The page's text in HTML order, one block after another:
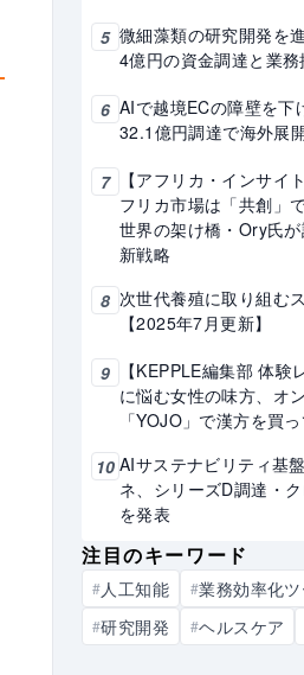
5 微細藻類の研究開発を
4億円の資金調達と業
6 AIで越境ECの障壁を下
32.1億円調達で海外展
7
【アフリカ・インサイ
フリカ市場は「共創」
世界の架け橋・Ory氏
新戦略
8 次世代養殖に取り組む
【2025年7月更新】
9
【KEPPLE編集部 体験
に悩む女性の味方、オ
「YOJO」で漢方を買
10 AIサステナビリティ基
ネ、シリーズD調達・
を発表
注目のキーワード
#人工知能 #業務効率化
#研究開発 #ヘルスケア